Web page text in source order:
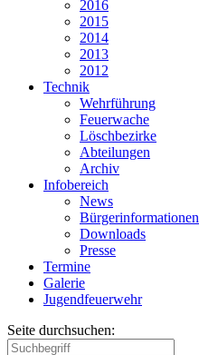
2016
2015
2014
2013
2012
Technik
Wehrführung
Feuerwache
Löschbezirke
Abteilungen
Archiv
Infobereich
News
Bürgerinformationen
Downloads
Presse
Termine
Galerie
Jugendfeuerwehr
Seite durchsuchen: